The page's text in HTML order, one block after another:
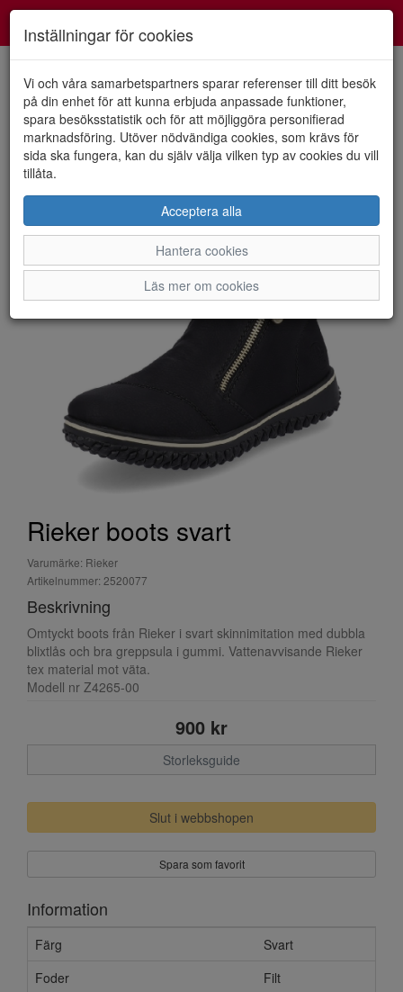
HEM RIEKER
Rieker boots svart
Varumärke: Rieker
Artikelnummer: 2520077
Beskrivning
Omtyckt boots från Rieker i svart skinnimitation med dubbla
blixtlås och bra greppsula i gummi. Vattenavvisande Rieker
tex material mot väta.
Modell nr Z4265-00
900 kr
Storleksguide
Slut i webbshopen
Spara som favorit
Information
Färg
Svart
Foder
Filt
Inställningar för cookies
Vi och våra samarbetspartners sparar referenser till ditt besök
på din enhet för att kunna erbjuda anpassade funktioner,
spara besöksstatistik och för att möjliggöra personifierad
marknadsföring. Utöver nödvändiga cookies, som krävs för
sida ska fungera, kan du själv välja vilken typ av cookies du vill
tillåta.
Acceptera alla
Hantera cookies
Läs mer om cookies